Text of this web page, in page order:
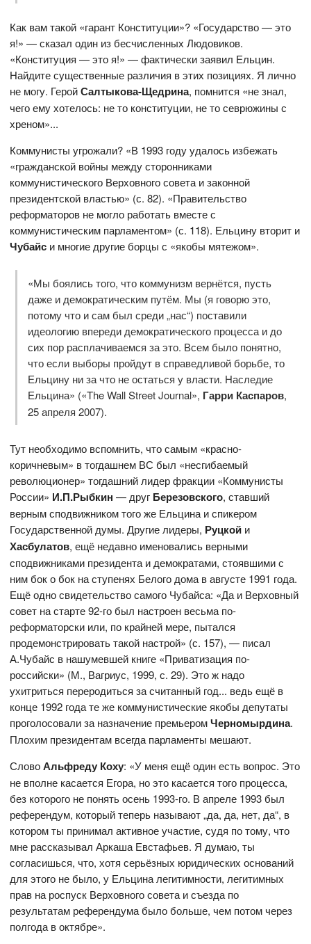
Как вам такой «гарант Конституции»? «Государство — это
я!» — сказал один из бесчисленных Людовиков.
«Конституция — это я!» — фактически заявил Ельцин.
Найдите существенные различия в этих позициях. Я лично
не могу. ГеройСалтыкова-Щедрина, помнится «не знал,
чего ему хотелось: не то конституции, не то севрюжины с
хреном»...
Коммунисты угрожали? «В 1993 году удалось избежать
«гражданской войны между сторонниками
коммунистического Верховного совета и законной
президентской властью» (с. 82). «Правительство
реформаторов не могло работать вместе с
коммунистическим парламентом» (с. 118). Ельцину вторит и
Чубайс и многие другие борцы с «якобы мятежом».
«Мы боялись того, что коммунизм вернётся, пусть
даже и демократическим путём. Мы (я говорю это,
потому что и сам был среди „нас“) поставили
идеологию впереди демократического процесса и до
сих пор расплачиваемся за это. Всем было понятно,
что если выборы пройдут в справедливой борьбе, то
Ельцину ни за что не остаться у власти. Наследие
Ельцина» («The Wall Street Journal», Гарри Каспаров,
25 апреля 2007).
Тут необходимо вспомнить, что самым «красно-
коричневым» в тогдашнем ВС был «несгибаемый
революционер» тогдашний лидер фракции «Коммунисты
России» И.П.Рыбкин — друг Березовского, ставший
верным сподвижником того же Ельцина и спикером
Государственной думы. Другие лидеры, Руцкой и
Хасбулатов, ещё недавно именовались верными
сподвижниками президента и демократами, стоявшими с
ним бок о бок на ступенях Белого дома в августе 1991 года.
Ещё одно свидетельство самого Чубайса: «Да и Верховный
совет на старте 92-го был настроен весьма по-
реформаторски или, по крайней мере, пытался
продемонстрировать такой настрой» (с. 157), — писал
А.Чубайс в нашумевшей книге «Приватизация по-
российски» (М., Вагриус, 1999, с. 29). Это ж надо
ухитриться переродиться за считанный год... ведь ещё в
конце 1992 года те же коммунистические якобы депутаты
проголосовали за назначение премьеромЧерномырдина.
Плохим президентам всегда парламенты мешают.
СловоАльфреду Коху: «У меня ещё один есть вопрос. Это
не вполне касается Егора, но это касается того процесса,
без которого не понять осень 1993-го. В апреле 1993 был
референдум, который теперь называют „да, да, нет, да“, в
котором ты принимал активное участие, судя по тому, что
мне рассказывал Аркаша Евстафьев. Я думаю, ты
согласишься, что, хотя серьёзных юридических оснований
для этого не было, у Ельцина легитимности, легитимных
прав на роспуск Верховного совета и съезда по
результатам референдума было больше, чем потом через
полгода в октябре».